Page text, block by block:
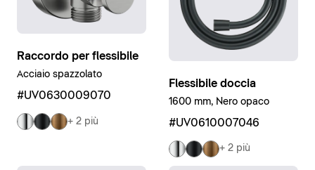
Raccordo per flessibile
Acciaio spazzolato
#UV0630009070
+ 2 più
Flessibile doccia
1600 mm, Nero opaco
#UV0610007046
+ 2 più